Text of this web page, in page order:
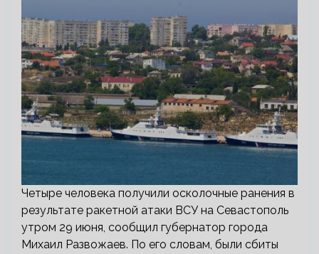
Четыре человека получили осколочные ранения в
результате ракетной атаки ВСУ на Севастополь
утром 29 июня, сообщил губернатор города
Михаил Развожаев. По его словам, были сбиты